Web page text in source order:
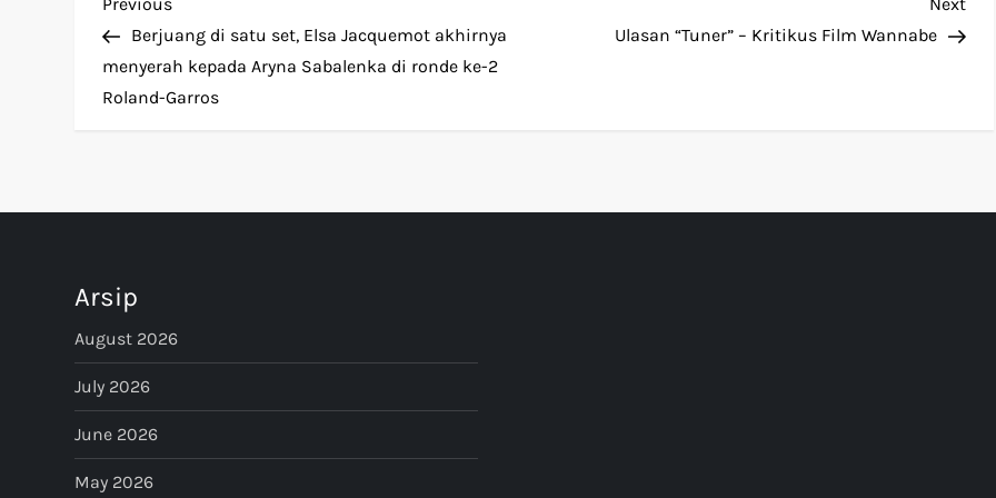
P
o
s
n
a
v
i
g
a
PostBerjuang di satu set, Elsa Jacquemot akhirnya
menyerah kepada Aryna Sabalenka di ronde ke-2
Roland-Garros
Ulasan “Tuner” – Kritikus Film Wannabe
Arsip
August 2026
July 2026
June 2026
May 2026